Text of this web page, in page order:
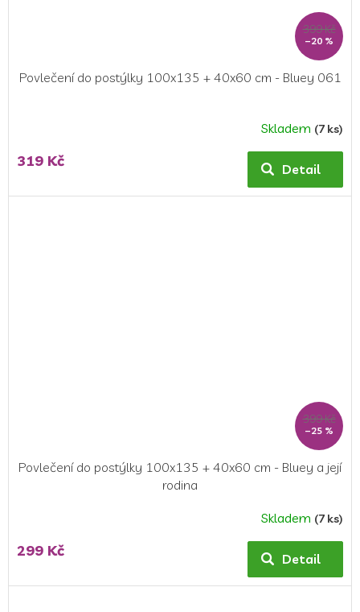
399 Kč
–20 %
Povlečení do postýlky 100x135 + 40x60 cm - Bluey 061
Skladem (7 ks)
319 Kč Detail
399 Kč
–25 %
Povlečení do postýlky 100x135 + 40x60 cm - Bluey a její
rodina
Skladem (7 ks)
299 Kč Detail